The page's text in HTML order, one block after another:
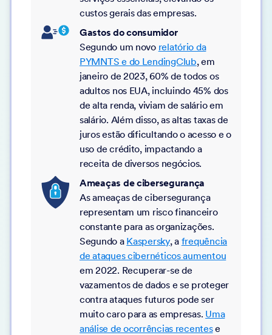
custos gerais das empresas.
Gastos do consumidor
Segundo um novo relatório da
PYMNTS e do LendingClub, em
janeiro de 2023, 60% de todos os
adultos nos EUA, incluindo 45% dos
de alta renda, viviam de salário em
salário. Além disso, as altas taxas de
juros estão dificultando o acesso e o
uso de crédito, impactando a
receita de diversos negócios.
Ameaças de cibersegurança
As ameaças de cibersegurança
representam um risco financeiro
constante para as organizações.
Segundo a Kaspersky, a frequência
de ataques cibernéticos aumentou
em 2022. Recuperar-se de
vazamentos de dados e se proteger
contra ataques futuros pode ser
muito caro para as empresas. Uma
análise de ocorrências recentese